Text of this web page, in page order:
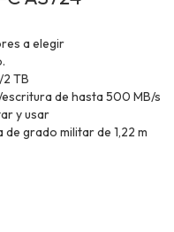
a elegir
2 TB
de hasta 500 MB/s
y usar
grado militar de 1,22 m